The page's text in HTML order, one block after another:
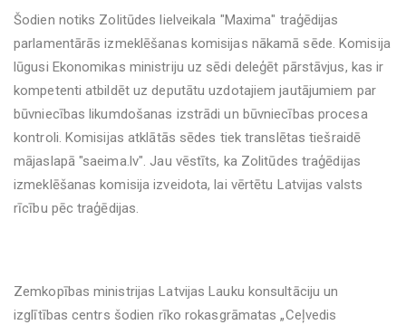
Šodien notiks Zolitūdes lielveikala "Maxima" traģēdijas
parlamentārās izmeklēšanas komisijas nākamā sēde. Komisija
lūgusi Ekonomikas ministriju uz sēdi deleģēt pārstāvjus, kas ir
kompetenti atbildēt uz deputātu uzdotajiem jautājumiem par
būvniecības likumdošanas izstrādi un būvniecības procesa
kontroli. Komisijas atklātās sēdes tiek translētas tiešraidē
mājaslapā "saeima.lv". Jau vēstīts, ka Zolitūdes traģēdijas
izmeklēšanas komisija izveidota, lai vērtētu Latvijas valsts
rīcību pēc traģēdijas.
Zemkopības ministrijas Latvijas Lauku konsultāciju un
izglītības centrs šodien rīko rokasgrāmatas „Ceļvedis